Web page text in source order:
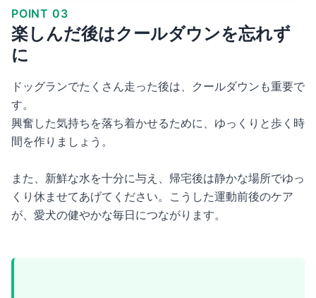
POINT 03
楽しんだ後はクールダウンを忘れず
に
ドッグランでたくさん走った後は、クールダウンも重要で
す。
興奮した気持ちを落ち着かせるために、ゆっくりと歩く時
間を作りましょう。
また、新鮮な水を十分に与え、帰宅後は静かな場所でゆっ
くり休ませてあげてください。こうした運動前後のケア
が、愛犬の健やかな毎日につながります。